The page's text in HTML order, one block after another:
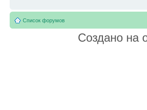
Список форумов
Создано на